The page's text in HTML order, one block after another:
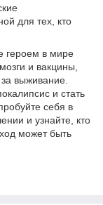
для тех, кто
героем в мире
и вакцины,
выживание.
и стать
себя в
и узнайте, кто
может быть